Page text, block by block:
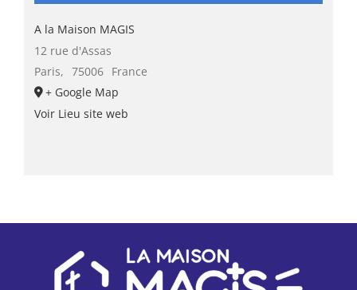
A la Maison MAGIS
12 rue d'Assas
Paris, 75006 France
+ Google Map
Voir Lieu site web